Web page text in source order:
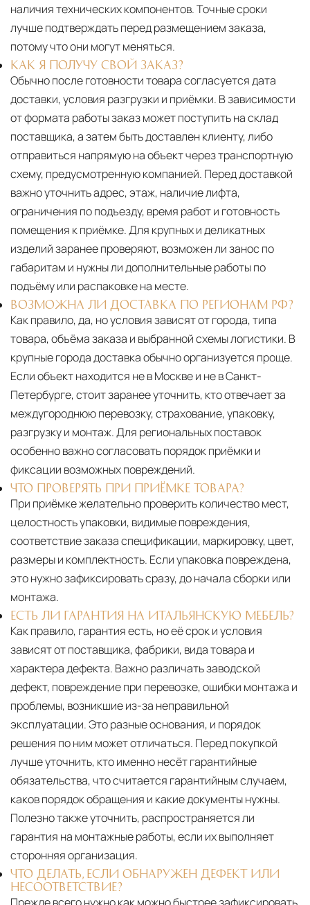
наличия технических компонентов. Точные сроки
лучше подтверждать перед размещением заказа,
потому что они могут меняться.
КАК Я ПОЛУЧУ СВОЙ ЗАКАЗ?
Обычно после готовности товара согласуется дата
доставки, условия разгрузки и приёмки. В зависимости
от формата работы заказ может поступить на склад
поставщика, а затем быть доставлен клиенту, либо
отправиться напрямую на объект через транспортную
схему, предусмотренную компанией. Перед доставкой
важно уточнить адрес, этаж, наличие лифта,
ограничения по подъезду, время работ и готовность
помещения к приёмке. Для крупных и деликатных
изделий заранее проверяют, возможен ли занос по
габаритам и нужны ли дополнительные работы по
подъёму или распаковке на месте.
ВОЗМОЖНА ЛИ ДОСТАВКА ПО РЕГИОНАМ РФ?
Как правило, да, но условия зависят от города, типа
товара, объёма заказа и выбранной схемы логистики. В
крупные города доставка обычно организуется проще.
Если объект находится не в Москве и не в Санкт-
Петербурге, стоит заранее уточнить, кто отвечает за
междугороднюю перевозку, страхование, упаковку,
разгрузку и монтаж. Для региональных поставок
особенно важно согласовать порядок приёмки и
фиксации возможных повреждений.
ЧТО ПРОВЕРЯТЬ ПРИ ПРИЁМКЕ ТОВАРА?
При приёмке желательно проверить количество мест,
целостность упаковки, видимые повреждения,
соответствие заказа спецификации, маркировку, цвет,
размеры и комплектность. Если упаковка повреждена,
это нужно зафиксировать сразу, до начала сборки или
монтажа.
ЕСТЬ ЛИ ГАРАНТИЯ НА ИТАЛЬЯНСКУЮ МЕБЕЛЬ?
Как правило, гарантия есть, но её срок и условия
зависят от поставщика, фабрики, вида товара и
характера дефекта. Важно различать заводской
дефект, повреждение при перевозке, ошибки монтажа и
проблемы, возникшие из-за неправильной
эксплуатации. Это разные основания, и порядок
решения по ним может отличаться. Перед покупкой
лучше уточнить, кто именно несёт гарантийные
обязательства, что считается гарантийным случаем,
каков порядок обращения и какие документы нужны.
Полезно также уточнить, распространяется ли
гарантия на монтажные работы, если их выполняет
сторонняя организация.
ЧТО ДЕЛАТЬ, ЕСЛИ ОБНАРУЖЕН ДЕФЕКТ ИЛИ
НЕСООТВЕТСТВИЕ?